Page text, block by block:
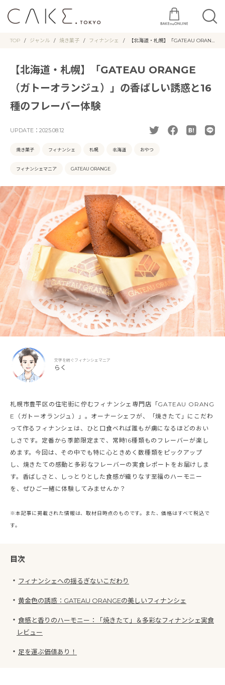
TOP ジャンル 焼き菓子 フィナンシェ
【北海道・札幌】「GATEAU ORAN
【北海道・札幌】「GATEAU ORANGE
（ガトーオランジュ）」の香ばしい誘惑と16
種のフレーバー体験
UPDATE： 2025.08.12
焼き菓子 フィナンシェ 札幌 北海道 おやつ
フィナンシェマニア GATEAU ORANGE
文字を紡ぐフィナンシェマニア
らく
札幌市豊平区の住宅街に佇むフィナンシェ専門店「GATEAU ORANG
E（ガトーオランジュ）」。オーナーシェフが、「焼きたて」にこだわ
って作るフィナンシェは、ひと口食べれば誰もが虜になるほどのおい
しさです。定番から季節限定まで、常時16種類ものフレーバーが楽し
めます。今回は、その中でも特に心ときめく数種類をピックアップ
し、焼きたての感動と多彩なフレーバーの実食レポートをお届けしま
す。香ばしさと、しっとりとした食感が織りなす至福のハーモニー
を、ぜひご一緒に体験してみませんか？
※本記事に掲載された情報は、取材日時点のものです。また、価格はすべて税込で
す。
目次
・ フィナンシェへの揺るぎないこだわり
・ 黄金色の誘惑：GATEAU ORANGEの美しいフィナンシェ
・ 食感と香りのハーモニー：「焼きたて」＆多彩なフィナンシェ実食
レビュー
・ 足を運ぶ価値あり！